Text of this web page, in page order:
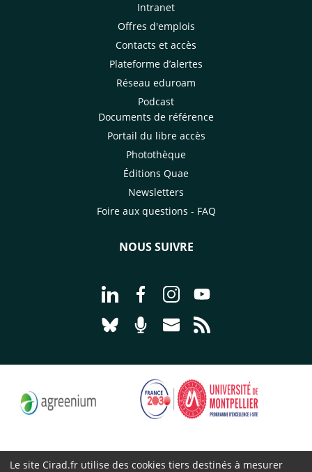
Intranet
Offres d'emplois
Contacts et accès
Plateforme d’alertes
Réseau eduroam
Podcast
Documents de référence
Portail du libre accès
Photothèque
Éditions Quae
Newsletters
Foire aux questions - FAQ
NOUS SUIVRE
Aller à la page Nous suivre sur
Aller à la page Nous suivre sur
Aller à la page Nous
Aller à la page
Aller à la page Nous suivre sur
Aller à la page Nourrir le
Aller à la page Nous
Le site Cirad.fr utilise des cookies tiers destinés à mesurer